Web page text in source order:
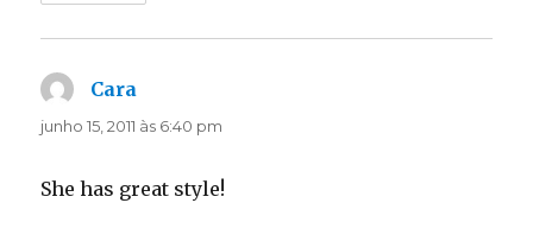
Cara
junho 15, 2011 às 6:40 pm
She has great style!